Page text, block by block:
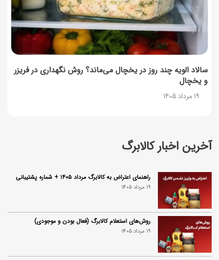
آخرین اخبار کالابرگ
راهنمای اعتراض به کالابرگ مرداد ۱۴۰۵ + شماره پشتیبانی
19 مرداد 1405
روش‌های استعلام کالابرگ (فعال بودن و موجودی)
19 مرداد 1405
سالاد الویه چند روز در یخچال می‌ماند؟ روش نگهداری در فریزر
و یخچال
19 مرداد 1405